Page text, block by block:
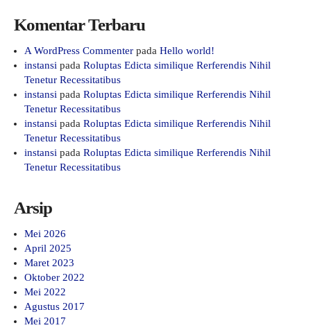
Komentar Terbaru
A WordPress Commenter pada Hello world!
instansi pada Roluptas Edicta similique Rerferendis Nihil
Tenetur Recessitatibus
instansi pada Roluptas Edicta similique Rerferendis Nihil
Tenetur Recessitatibus
instansi pada Roluptas Edicta similique Rerferendis Nihil
Tenetur Recessitatibus
instansi pada Roluptas Edicta similique Rerferendis Nihil
Tenetur Recessitatibus
Arsip
Mei 2026
April 2025
Maret 2023
Oktober 2022
Mei 2022
Agustus 2017
Mei 2017